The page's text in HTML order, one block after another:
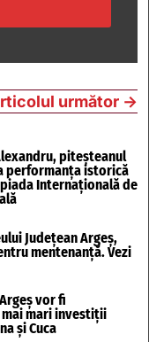
următor →
piteșteanul
performanța istorică
Internațională de
Județean Argeș,
mentenanță. Vezi
vor fi
mari investiții
și Cuca